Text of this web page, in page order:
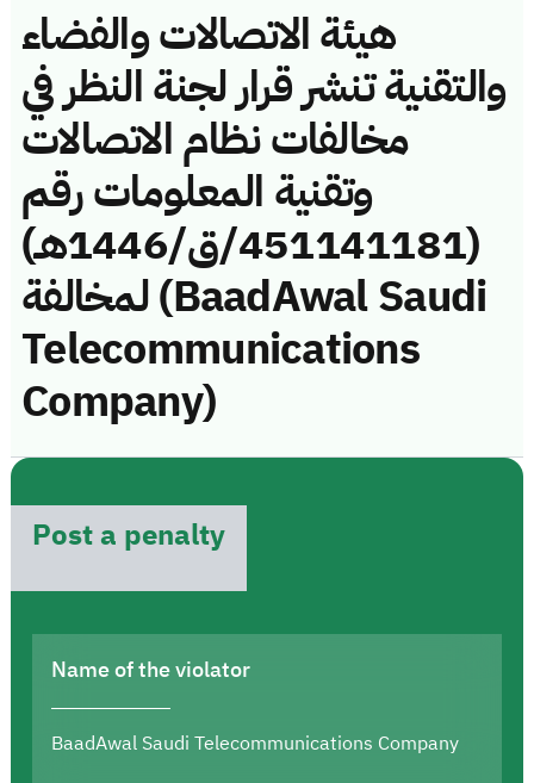
هيئة الاتصالات والفضاء
والتقنية تنشر قرار لجنة النظر في
مخالفات نظام الاتصالات
وتقنية المعلومات رقم
(451141181/ق/1446هـ)
لمخالفة (BaadAwal Saudi
Telecommunications
Company)
Post a penalty
Name of the violator
BaadAwal Saudi Telecommunications Company